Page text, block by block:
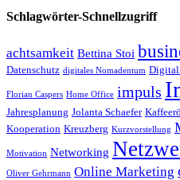
Schlagwörter-Schnellzugriff
achtsamkeit Bettina Stoi
Datenschutz digitales Nomadentum
Florian Caspers Home Office impuls
Jahresplanung Jolanta Schaefer
Kooperation Kreuzberg Kurzvorstellung
Motivation Networking
Oliver Gehrmann Online Marketing